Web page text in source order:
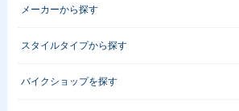
メーカーから探す
スタイルタイプから探す
バイクショップを探す